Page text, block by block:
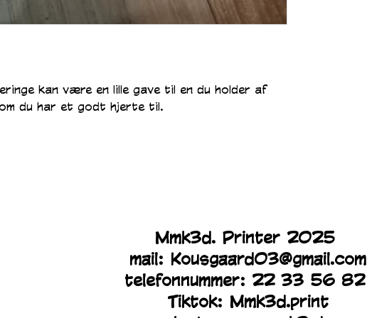
kan være en lille gave til en du holder af
du har et godt hjerte til.
Mmk3d. Printer 2025
mail: Kousgaard03@gmail.com
telefonnummer: 22 33 56 82
Tiktok: Mmk3d.print